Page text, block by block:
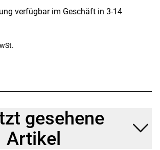
verfügbar im Geschäft in 3-14
gesehene
Artikel